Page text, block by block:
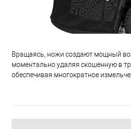
Вращаясь, ножи создают мощный
моментально удаляя скошенную в
обеспечивая многократное
опавшие листья. Ножи деки
градусов друг к другу, взаимно